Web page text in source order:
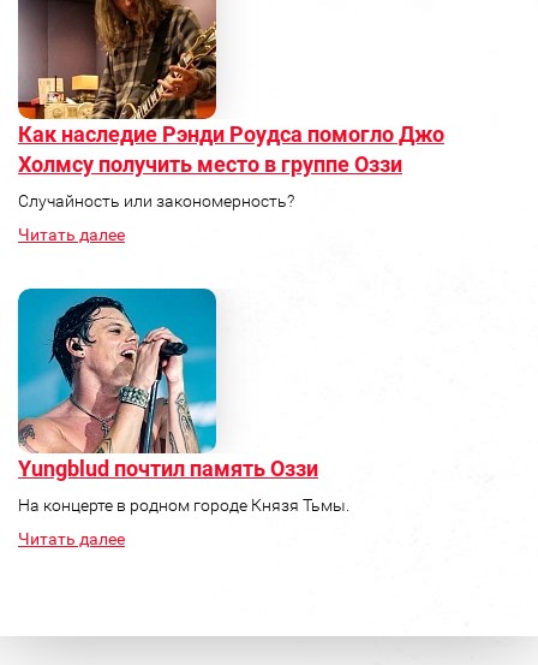
Как наследие Рэнди Роудса помогло Джо
Холмсу получить место в группе Оззи
Случайность или закономерность?
Читать далее
Yungblud почтил память Оззи
На концерте в родном городе Князя Тьмы.
Читать далее